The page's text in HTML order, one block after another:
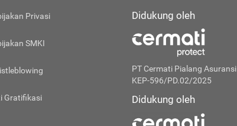
Privasi
SMKI
Gratifikasi
Didukung oleh
PT Cermati Pialang Asuransi
KEP-596/PD.02/2025
Didukung oleh